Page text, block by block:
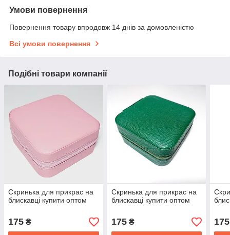
Умови повернення
Повернення товару впродовж 14 днів за домовленістю
Всі умови повернення
Подібні товари компанії
Скринька для прикрас на
блискавці купити оптом
175 ₴
Скринька для прикрас на
блискавці купити оптом
175₴ 175